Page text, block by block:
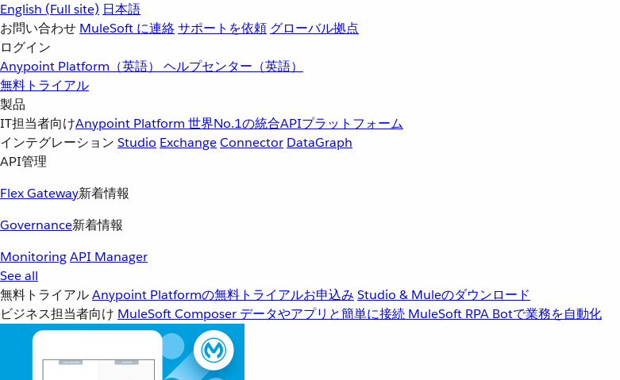
English (Full site) 日本語
お問い合わせ MuleSoft に連絡サポートを依頼 グローバル拠点
ログイン
Anypoint Platform（英語） ヘルプセンター（英語）
無料トライアル
製品
IT担当者向けAnypoint Platform 世界No.1の統合APIプラットフォーム
インテグレーション Studio ExchangeConnector DataGraph
API管理
Flex Gateway新着情報
Governance新着情報
MonitoringAPI Manager
See all
無料トライアルAnypoint Platformの無料トライアルお申込み Studio & Muleのダウンロード
ビジネス担当者向け MuleSoft Composer データやアプリと簡単に接続 MuleSoft RPA Botで業務を自動化